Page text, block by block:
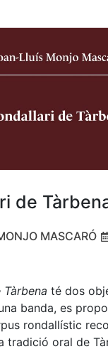
de
MASCARÓ
té dos
banda, es
rondallístic
tradició oral de